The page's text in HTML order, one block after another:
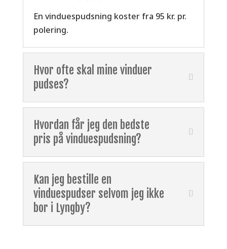
En vinduespudsning koster fra 95 kr. pr.
polering.
Hvor ofte skal mine vinduer
pudses?
Hvordan får jeg den bedste
pris på vinduespudsning?
Kan jeg bestille en
vinduespudser selvom jeg ikke
bor i Lyngby?